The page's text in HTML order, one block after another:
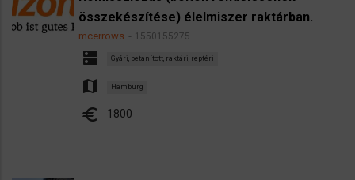
összekészítése) élelmiszer raktárban.
mcerrows 1550155275
dns Gyári, betanított, raktári, reptéri
map Hamburg
euro 1800